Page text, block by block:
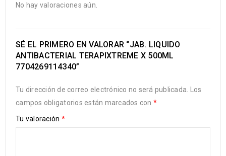
No hay valoraciones aún.
SÉ EL PRIMERO EN VALORAR “JAB. LIQUIDO
ANTIBACTERIAL TERAPIXTREME X 500ML
7704269114340”
Tu dirección de correo electrónico no será publicada.
Los
campos obligatorios están marcados con *
Tu valoración *